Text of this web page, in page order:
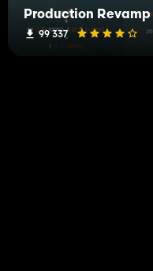
Production Revamp
99 337